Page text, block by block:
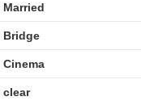
Married
Bridge
Cinema
clear